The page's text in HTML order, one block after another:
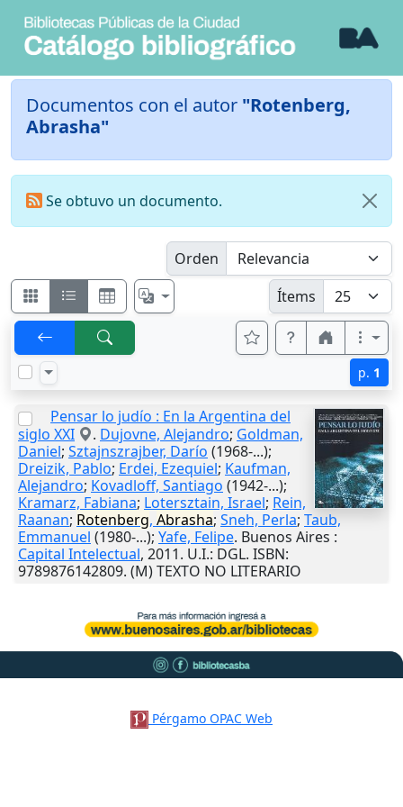
Documentos con el autor "Rotenberg,
Abrasha"
Se obtuvo un documento.
Orden
Ítems
p. 1
Pensar lo judío : En la Argentina del
siglo XXI
. Dujovne, Alejandro; Goldman,
Daniel; Sztajnszrajber, Darío (1968-...);
Dreizik, Pablo; Erdei, Ezequiel; Kaufman,
Alejandro; Kovadloff, Santiago (1942-...);
Kramarz, Fabiana; Lotersztain, Israel; Rein,
Raanan; Rotenberg, Abrasha; Sneh, Perla; Taub,
Emmanuel (1980-...); Yafe, Felipe. Buenos Aires :
Capital Intelectual, 2011. U.I.: DGL. ISBN:
9789876142809. (M) TEXTO NO LITERARIO
Pérgamo OPAC Web